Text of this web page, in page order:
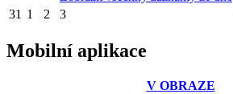
31 1 2 3
Mobilní aplikace
V OBRAZE